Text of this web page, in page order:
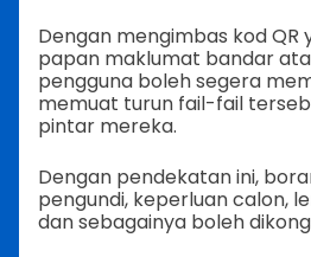
Dengan mengimbas kod QR
papan maklumat bandar
pengguna boleh segera
memuat turun fail-fail
pintar mereka.
Dengan pendekatan ini,
pengundi, keperluan calon,
dan sebagainya boleh